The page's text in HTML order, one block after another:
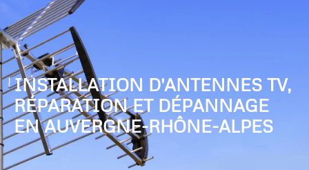
INSTALLATION D'ANTENNES TV,
RÉPARATION ET DÉPANNAGE
EN AUVERGNE-RHÔNE-ALPES